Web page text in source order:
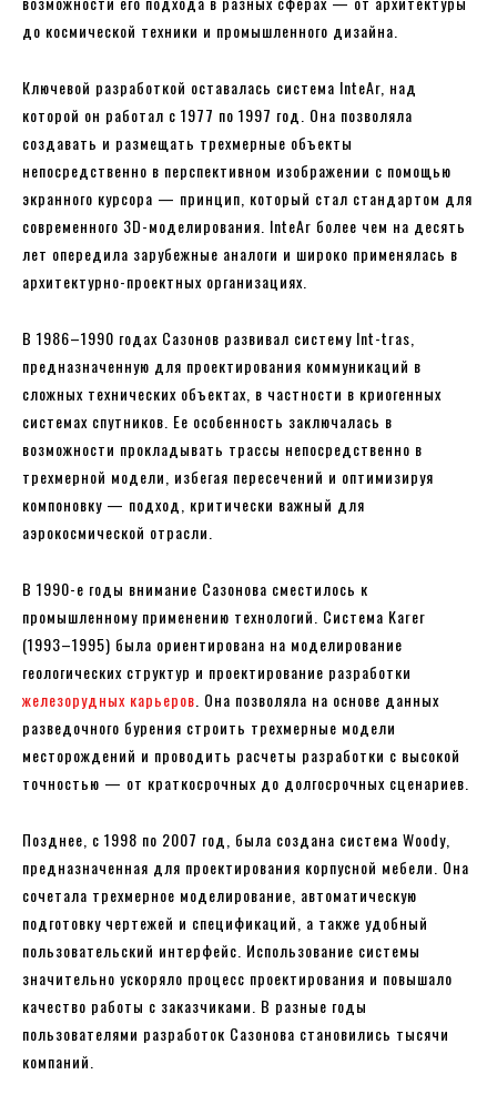
до космической техники и промышленного дизайна.
Ключевой разработкой оставалась система InteAr, над
которой он работал с 1977 по 1997 год. Она позволяла
создавать и размещать трехмерные объекты
непосредственно в перспективном изображении с помощью
экранного курсора — принцип, который стал стандартом для
современного 3D-моделирования. InteAr более чем на десять
лет опередила зарубежные аналоги и широко применялась в
архитектурно-проектных организациях.
В 1986–1990 годах Сазонов развивал систему Int-tras,
предназначенную для проектирования коммуникаций в
сложных технических объектах, в частности в криогенных
системах спутников. Ее особенность заключалась в
возможности прокладывать трассы непосредственно в
трехмерной модели, избегая пересечений и оптимизируя
компоновку — подход, критически важный для
аэрокосмической отрасли.
В 1990-е годы внимание Сазонова сместилось к
промышленному применению технологий. Система Karer
(1993–1995) была ориентирована на моделирование
геологических структур и проектирование разработки
железорудных карьеров . Она позволяла на основе данных
разведочного бурения строить трехмерные модели
месторождений и проводить расчеты разработки с высокой
точностью — от краткосрочных до долгосрочных сценариев.
Позднее, с 1998 по 2007 год, была создана система Woody,
предназначенная для проектирования корпусной мебели. Она
сочетала трехмерное моделирование, автоматическую
подготовку чертежей и спецификаций, а также удобный
пользовательский интерфейс. Использование системы
значительно ускоряло процесс проектирования и повышало
качество работы с заказчиками. В разные годы
пользователями разработок Сазонова становились тысячи
компаний.